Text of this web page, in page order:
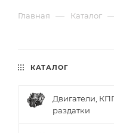
Главная — Каталог
КАТАЛОГ
Двигатели,
раздатки